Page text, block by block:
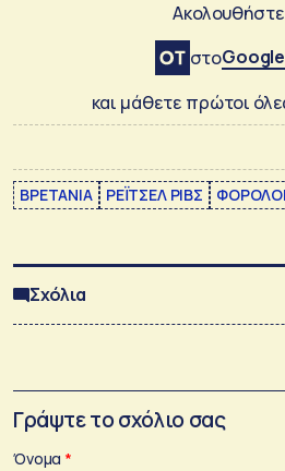
στο
και μάθετε πρώτοι
ΒΡΕΤΑΝΙΑ ΡΕΪΤΣΕΛ ΡΙΒΣ
Σχόλια
Γράψτε το σχόλιο σας
Όνομα